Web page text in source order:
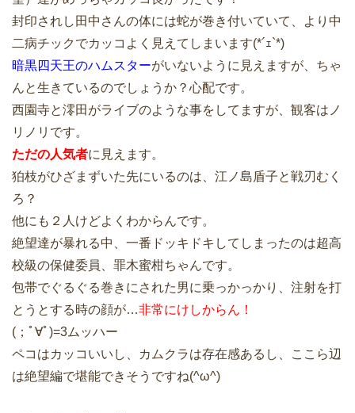
封印されし田中さんの体には蛇が巻き付いていて、より中
二病チックでカッコよく見えてしまいます(*´ｪ`*)
暗黒四天王のハムスターがいないように見えますが、ちゃ
んと生きているのでしょうか？心配です。
西園寺と澪田がライブのような事をしてますが、観客はノ
リノリです。
ただの人気者に見えます。
狛枝がひざまずいた先にいるのは、江ノ島盾子と戦刃むく
ろ？
他にも２人けどよくわからんです。
絶望達が暴れる中、一番ドッキドキしてしまったのは超高
校級の保健委員、罪木蜜柑ちゃんです。
包帯でぐるぐる巻きにされた男に乗っかっかり、注射を打
とうとする時の顔が…非常にけしからん！
(；ﾟ∀ﾟ)=3ムッハー
ペコはカッコいいし、カムクラは存在感あるし、ここら辺
は絶望編で堪能できそうですね(^ω^)